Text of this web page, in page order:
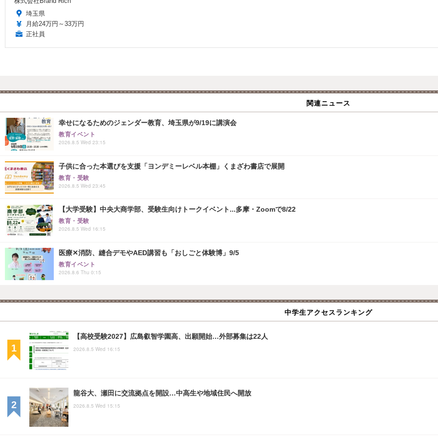
埼玉県
月給24万円～33万円
正社員
関連ニュース
幸せになるためのジェンダー教育、埼玉県が9/19に講演会
教育イベント
2026.8.5 Wed 23:15
子供に合った本選びを支援「ヨンデミーレベル本棚」くまざわ書店で展開
教育・受験
2026.8.5 Wed 23:45
【大学受験】中央大商学部、受験生向けトークイベント...多摩・Zoomで8/22
教育・受験
2026.8.5 Wed 16:15
医療✕消防、縫合デモやAED講習も「おしごと体験博」9/5
教育イベント
2026.8.6 Thu 0:15
中学生アクセスランキング
【高校受験2027】広島叡智学園高、出願開始…外部募集は22人
2026.8.5 Wed 16:15
龍谷大、瀬田に交流拠点を開設…中高生や地域住民へ開放
2026.8.5 Wed 15:15